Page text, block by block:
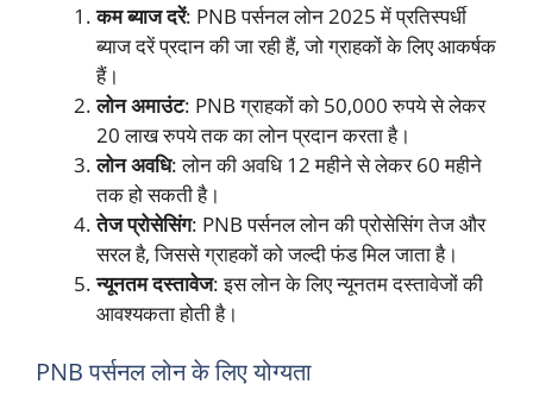
कम ब्याज दरें: PNB पर्सनल लोन 2025 में प्रतिस्पर्धी
ब्याज दरें प्रदान की जा रही हैं, जो ग्राहकों के लिए आकर्षक
हैं।
लोन अमाउंट: PNB ग्राहकों को 50,000 रुपये से लेकर
20 लाख रुपये तक का लोन प्रदान करता है।
लोन अवधि: लोन की अवधि 12 महीने से लेकर 60 महीने
तक हो सकती है।
तेज प्रोसेसिंग: PNB पर्सनल लोन की प्रोसेसिंग तेज और
सरल है, जिससे ग्राहकों को जल्दी फंड मिल जाता है।
न्यूनतम दस्तावेज: इस लोन के लिए न्यूनतम दस्तावेजों की
आवश्यकता होती है।
PNB पर्सनल लोन के लिए योग्यता